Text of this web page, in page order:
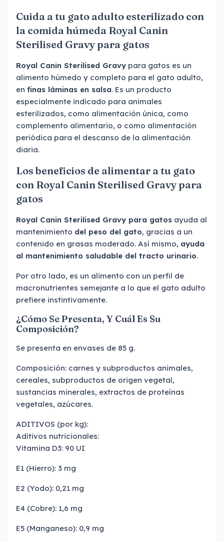
Cuida a tu gato adulto esterilizado con
la comida húmeda Royal Canin
Sterilised Gravy para gatos
Royal Canin Sterilised Gravy para gatos es un
alimento húmedo y completo para el gato adulto,
en finas láminas en salsa. Es un producto
especialmente indicado para animales
esterilizados, como alimentación única, como
complemento alimentario, o como alimentación
periódica para el descanso de la alimentación
diaria.
Los beneficios de alimentar a tu gato
con Royal Canin Sterilised Gravy para
gatos
Royal Canin Sterilised Gravy para gatos ayuda al
mantenimiento del peso del gato, gracias a un
contenido en grasas moderado. Así mismo, ayuda
al mantenimiento saludable del tracto urinario.
Por otro lado, es un alimento con un perfil de
macronutrientes semejante a lo que el gato adulto
prefiere instintivamente.
¿Cómo Se Presenta, Y Cuál Es Su
Composición?
Se presenta en envases de 85 g.
Composición: carnes y subproductos animales,
cereales, subproductos de origen vegetal,
sustancias minerales, extractos de proteínas
vegetales, azúcares.
ADITIVOS (por kg):
Aditivos nutricionales:
Vitamina D3: 90 UI
E1 (Hierro): 3 mg
E2 (Yodo): 0,21 mg
E4 (Cobre): 1,6 mg
E5 (Manganeso): 0,9 mg